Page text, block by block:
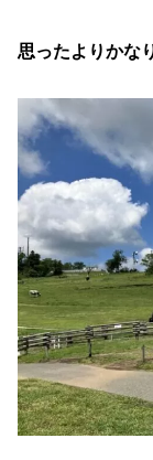
思ったよりかな